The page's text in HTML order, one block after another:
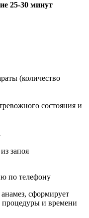
25-30 минут
(количество
состояния и
запоя
по телефону
сформирует
процедуры и времени